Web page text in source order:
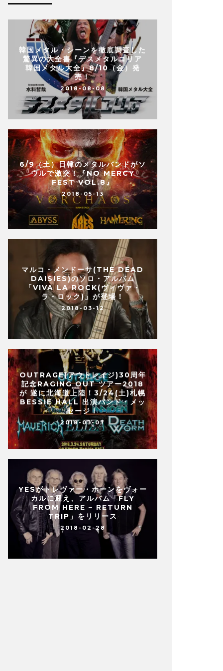
韓国メタル・シーンを徹底調査した
驚異の大全書『デスメタルコリア
韓国メタル大全』8/10（金）発
売！
2018-08-08
6/9（土）日韓のメタルバンドがソ
ウルで激突！『NO MERCY
FEST VOL.8』
2018-05-13
マルコ・メンドーサ(THE DEAD
DAISIES)のソロ・アルバム
「VIVA LA ROCK(ヴィヴァ・
ラ・ロック)」が登場！
2018-03-12
OUTRAGE(アウトレイジ)30周年
記念RAGING OUT ツアー2018
が 遂に北海道上陸！3/24(土)札幌
BESSIE HALL 出演バンド・メッ
セージ！
2018-03-07
YESがトレヴァー・ホーンをヴォー
カルに迎え、アルバム「FLY
FROM HERE – RETURN
TRIP」をリリース
2018-02-28